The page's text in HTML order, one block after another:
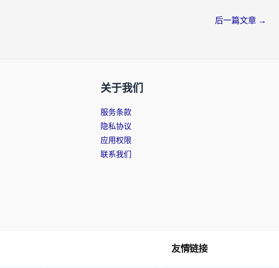
后一篇文章 →
关于我们
服务条款
隐私协议
应用权限
联系我们
友情链接